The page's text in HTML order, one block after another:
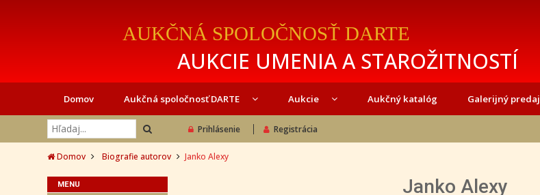
AUKČNÁ SPOLOČNOSŤ DARTE
AUKCIE UMENIA A STAROŽITNOSTÍ
Domov Aukčná spoločnosť DARTE Aukcie Aukčný katalóg Galerijný predaj
Prihlásenie Registrácia
Domov Biografie autorov Janko Alexy
MENU Janko Alexy